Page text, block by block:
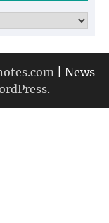
| News
.